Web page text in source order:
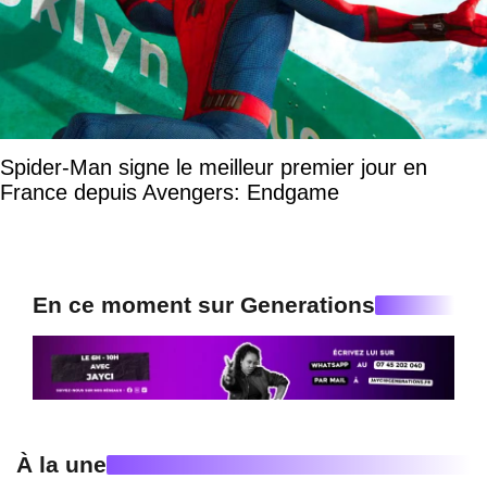
Spider-Man signe le meilleur premier jour en
France depuis Avengers: Endgame
En ce moment sur Generations
À la une